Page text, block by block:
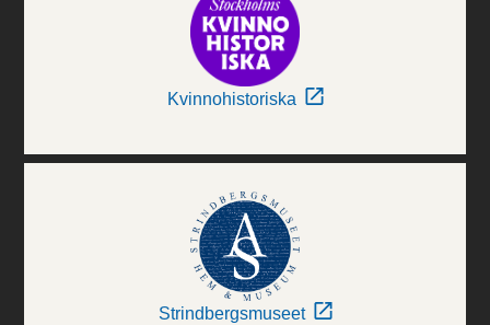
Kvinnohistoriska
Strindbergsmuseet